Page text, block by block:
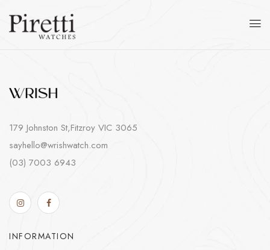
179 Johnston St,Fitzroy VIC 3065
sayhello@wrishwatch.com
(03) 7003 6943
INFORMATION